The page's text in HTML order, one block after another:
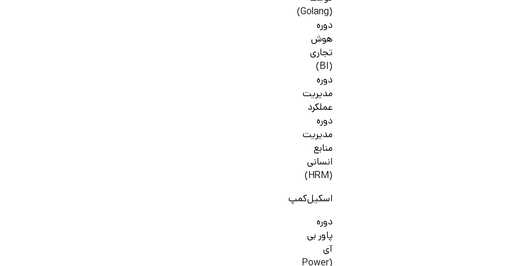
(Golang)
دوره
هوش
تجاری
(BI)
دوره
مدیریت
عملکرد
دوره
مدیریت
منابع
انسانی
(HRM)
اسکیل‌کمپ
دوره
پاور بی
آی